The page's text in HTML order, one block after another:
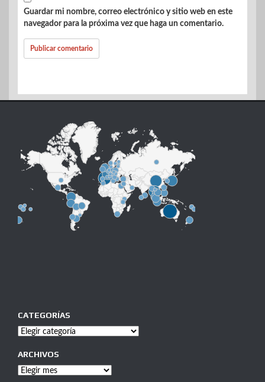
Guardar mi nombre, correo electrónico y sitio web en este
navegador para la próxima vez que haga un comentario.
CATEGORÍAS
Categorías
ARCHIVOS
Archivos